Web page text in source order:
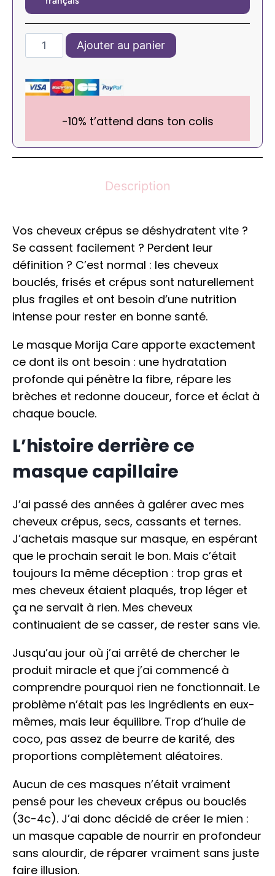
Ajouter au panier
-10% t’attend dans ton colis
Description
Vos cheveux crépus se déshydratent vite ?
Se cassent facilement ? Perdent leur
définition ? C’est normal : les cheveux
bouclés, frisés et crépus sont naturellement
plus fragiles et ont besoin d’une nutrition
intense pour rester en bonne santé.
Le masque Morija Care apporte exactement
ce dont ils ont besoin : une hydratation
profonde qui pénètre la fibre, répare les
brèches et redonne douceur, force et éclat à
chaque boucle.
L’histoire derrière ce
masque capillaire
J’ai passé des années à galérer avec mes
cheveux crépus, secs, cassants et ternes.
J’achetais masque sur masque, en espérant
que le prochain serait le bon. Mais c’était
toujours la même déception : trop gras et
mes cheveux étaient plaqués, trop léger et
ça ne servait à rien. Mes cheveux
continuaient de se casser, de rester sans vie.
Jusqu’au jour où j’ai arrêté de chercher le
produit miracle et que j’ai commencé à
comprendre pourquoi rien ne fonctionnait. Le
problème n’était pas les ingrédients en eux-
mêmes, mais leur équilibre. Trop d’huile de
coco, pas assez de beurre de karité, des
proportions complètement aléatoires.
Aucun de ces masques n’était vraiment
pensé pour les cheveux crépus ou bouclés
(3c-4c). J’ai donc décidé de créer le mien :
un masque capable de nourrir en profondeur
sans alourdir, de réparer vraiment sans juste
faire illusion.